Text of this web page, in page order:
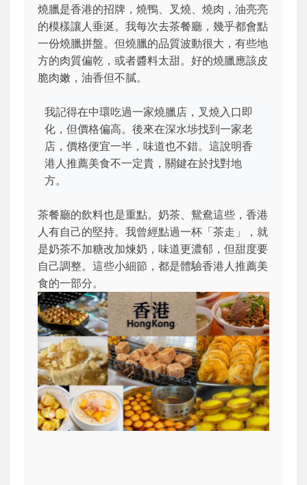
燒臘是香港的招牌，燒鴨、叉燒、燒肉，油亮亮
的模樣讓人垂涎。我每次去茶餐廳，幾乎都會點
一份燒臘拼盤。但燒臘的品質波動很大，有些地
方的肉質偏乾，或者醬料太甜。好的燒臘應該皮
脆肉嫩，油香但不膩。
我記得在中環吃過一家燒臘店，叉燒入口即
化，但價格偏高。後來在深水埗找到一家老
店，價格便宜一半，味道也不錯。這說明香
港人推薦美食不一定貴，關鍵在於找對地
方。
茶餐廳的飲料也是重點。奶茶、鴛鴦這些，香港
人有自己的堅持。我曾經點過一杯「茶走」，就
是奶茶不加糖改加煉奶，味道更濃郁，但甜度要
自己調整。這些小細節，都是體驗香港人推薦美
食的一部分。